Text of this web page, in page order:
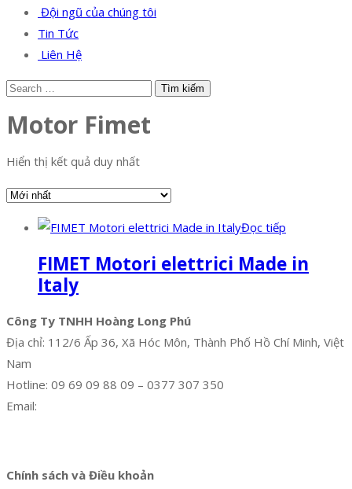
Đội ngũ của chúng tôi
Tin Tức
Liên Hệ
Motor Fimet
Hiển thị kết quả duy nhất
Đọc tiếp
FIMET Motori elettrici Made in
Italy
Công Ty TNHH Hoàng Long Phú
Địa chỉ: 112/6 Ấp 36, Xã Hóc Môn, Thành Phố Hồ Chí Minh, Việt
Nam
Hotline: 09 69 09 88 09 – 0377 307 350
Email:
Chính sách và Điều khoản